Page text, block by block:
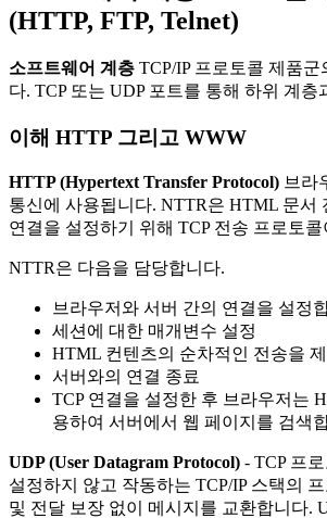
(HTTP, FTP, Telnet)
소프트웨어 계층 TCP/IP 프로토콜 제품군
다. TCP 또는 UDP 포트를 통해 하위 계층
이해 HTTP 그리고 WWW
HTTP (Hypertext Transfer Protocol) 브라
통신에 사용됩니다. NTTR은 HTML 문서
연결을 설정하기 위해 TCP 전송 프로토
NTTR은 다음을 담당합니다.
브라우저와 서버 간의 연결을 설정
세션에 대한 매개변수 설정
HTML 컨텐츠의 순차적인 전송을
서버와의 연결 종료
TCP 연결을 설정한 후 브라우저는
용하여 서버에서 웹 페이지를 검색
UDP (User Datagram Protocol) - TCP 프
설정하지 않고 작동하는 TCP/IP 스택의
및 전달 보장 없이 메시지를 교환합니다.